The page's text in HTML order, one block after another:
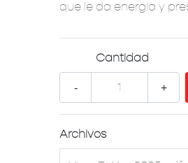
que le da energía y
Cantidad
+
-
Archivos